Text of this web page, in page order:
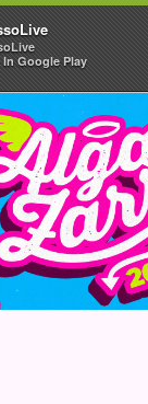
In Google Play